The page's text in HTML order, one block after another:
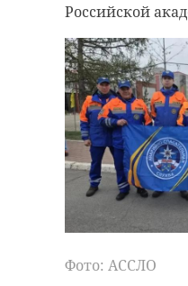
Российской
Фото: АССЛО